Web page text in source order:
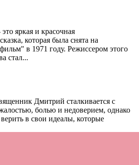
яркая и красочная
которая была снята на
в 1971 году. Режиссером этого
стал...
Дмитрий сталкивается с
болью и недоверием, однако
в свои идеалы, которые